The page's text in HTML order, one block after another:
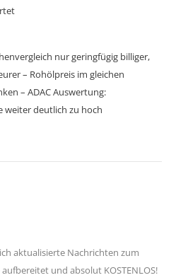
nur geringfügig billiger,
– Rohölpreis im gleichen
– ADAC Auswertung:
weiter deutlich zu hoch
aktualisierte Nachrichten zum
und absolut KOSTENLOS!